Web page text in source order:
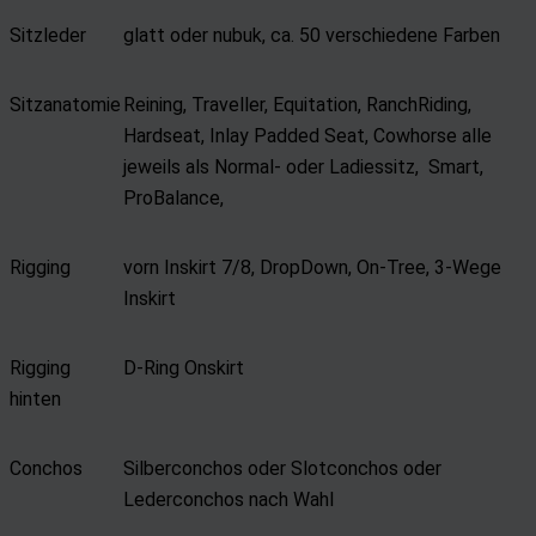
Sitzleder glatt oder nubuk, ca. 50 verschiedene Farben
Sitzanatomie Reining, Traveller, Equitation, RanchRiding,
Hardseat, Inlay Padded Seat, Cowhorse alle
jeweils als Normal- oder Ladiessitz, Smart,
ProBalance,
Rigging
vorn Inskirt 7/8, DropDown, On-Tree, 3-Wege
Inskirt
Rigging
hinten
D-Ring Onskirt
Conchos
Silberconchos oder Slotconchos oder
Lederconchos nach Wahl